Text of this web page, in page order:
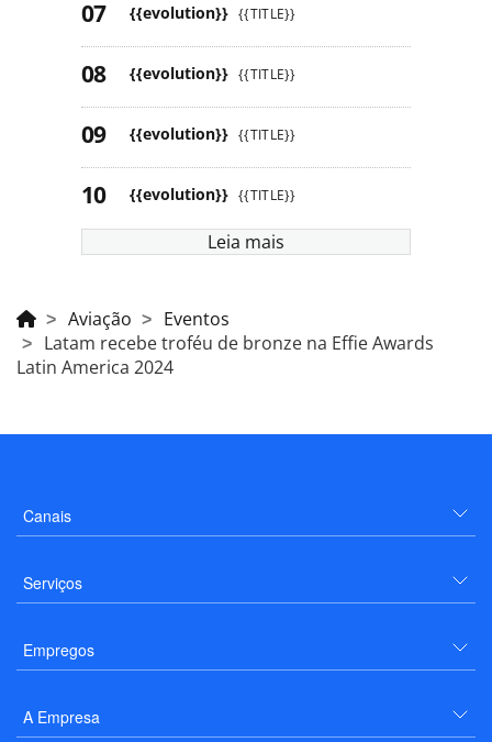
{{evolution}} {{TITLE}}
{{evolution}} {{TITLE}}
{{evolution}} {{TITLE}}
{{evolution}} {{TITLE}}
Leia mais
Aviação
Eventos
Latam recebe troféu de bronze na Effie Awards
Latin America 2024
Canais
Serviços
Empregos
A Empresa